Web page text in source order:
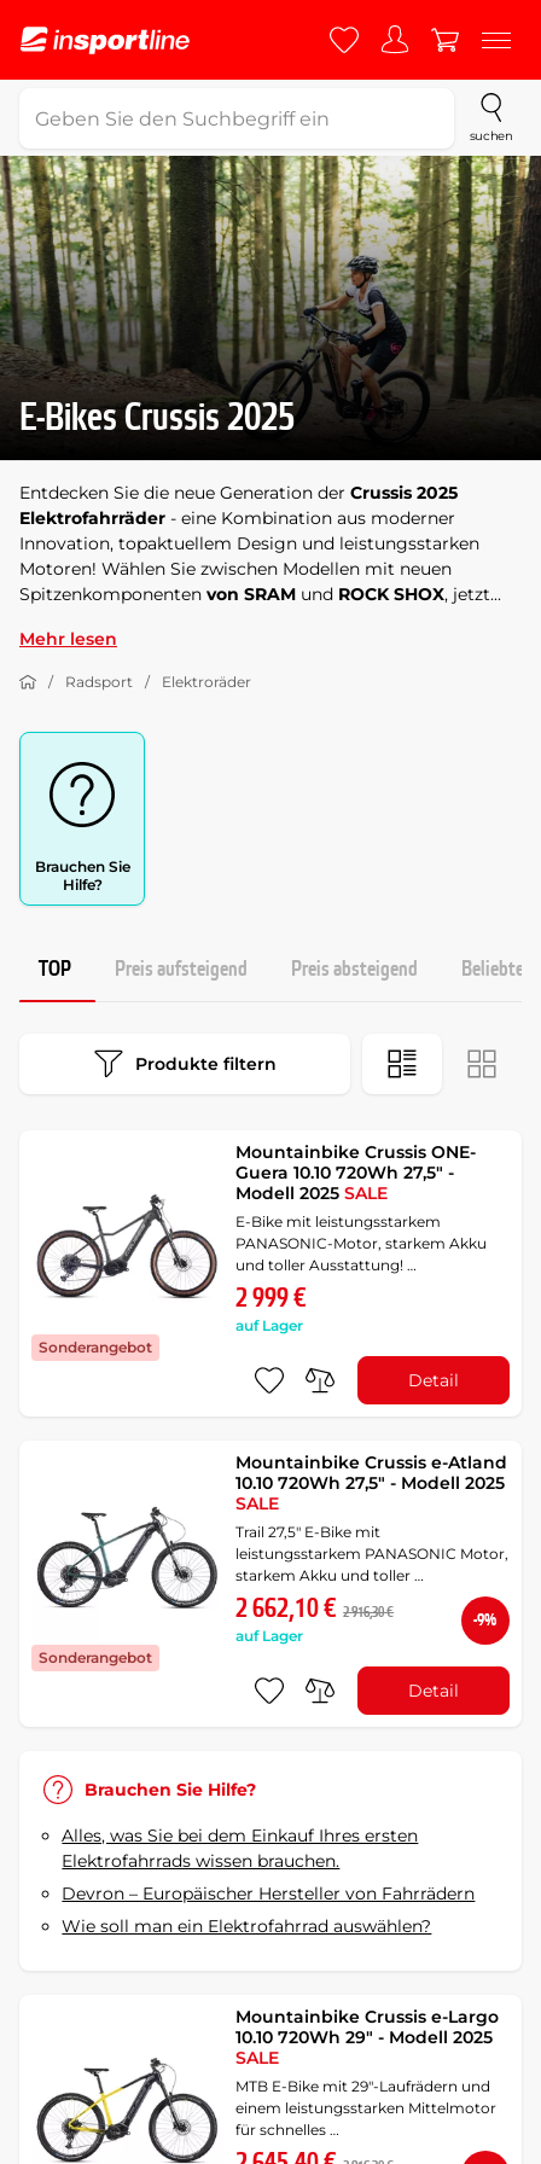
suchen
E-Bikes Crussis 2025
Entdecken Sie die neue Generation der Crussis 2025
Elektrofahrräder - eine Kombination aus moderner
Innovation, topaktuellem Design und leistungsstarken
Motoren! Wählen Sie zwischen Modellen mit neuen
Spitzenkomponenten von SRAM und ROCK SHOX, jetzt...
Mehr lesen
Radsport Elektroräder
Brauchen Sie
Hilfe?
TOP Preis aufsteigend Preis absteigend
Produkte filtern
Sonderangebot
Mountainbike Crussis ONE-
Guera 10.10 720Wh 27,5" -
Modell 2025SALE
E-Bike mit leistungsstarkem
PANASONIC-Motor, starkem Akku
und toller Ausstattung! …
2 999 €
auf Lager
Detail
Sonderangebot
Mountainbike Crussis e-Atland
10.10 720Wh 27,5" - Modell 2025
SALE
Trail 27,5" E-Bike mit
leistungsstarkem PANASONIC Motor,
starkem Akku und toller …
2 662,10 € 2 916,30 €
auf Lager
-9%
Detail
Brauchen Sie Hilfe?
Alles, was Sie bei dem Einkauf Ihres ersten
Elektrofahrrads wissen brauchen.
Devron – Europäischer Hersteller von Fahrrädern
Wie soll man ein Elektrofahrrad auswählen?
Mountainbike Crussis e-Largo
10.10 720Wh 29" - Modell 2025
SALE
MTB E-Bike mit 29"-Laufrädern und
einem leistungsstarken Mittelmotor
für schnelles …